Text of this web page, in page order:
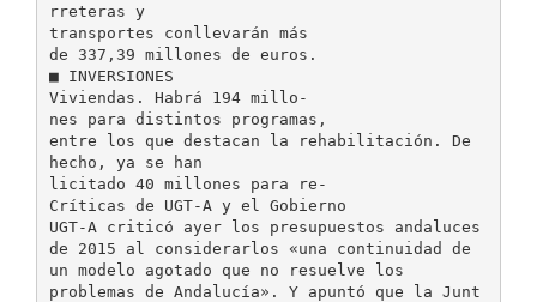
rreteras y
transportes conllevarán más
de 337,39 millones de euros.
■ INVERSIONES
Viviendas. Habrá 194 millo-
nes para distintos programas,
entre los que destacan la rehabilitación. De
hecho, ya se han
licitado 40 millones para re-
Críticas de UGT-A y el Gobierno
UGT-A criticó ayer los presupuestos andaluces
de 2015 al considerarlos «una continuidad de
un modelo agotado que no resuelve los
problemas de Andalucía». Y apuntó que la Junt